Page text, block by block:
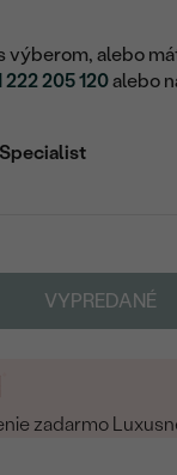
alebo
222 205 120alebo
VYPREDANÉ
zadarmo